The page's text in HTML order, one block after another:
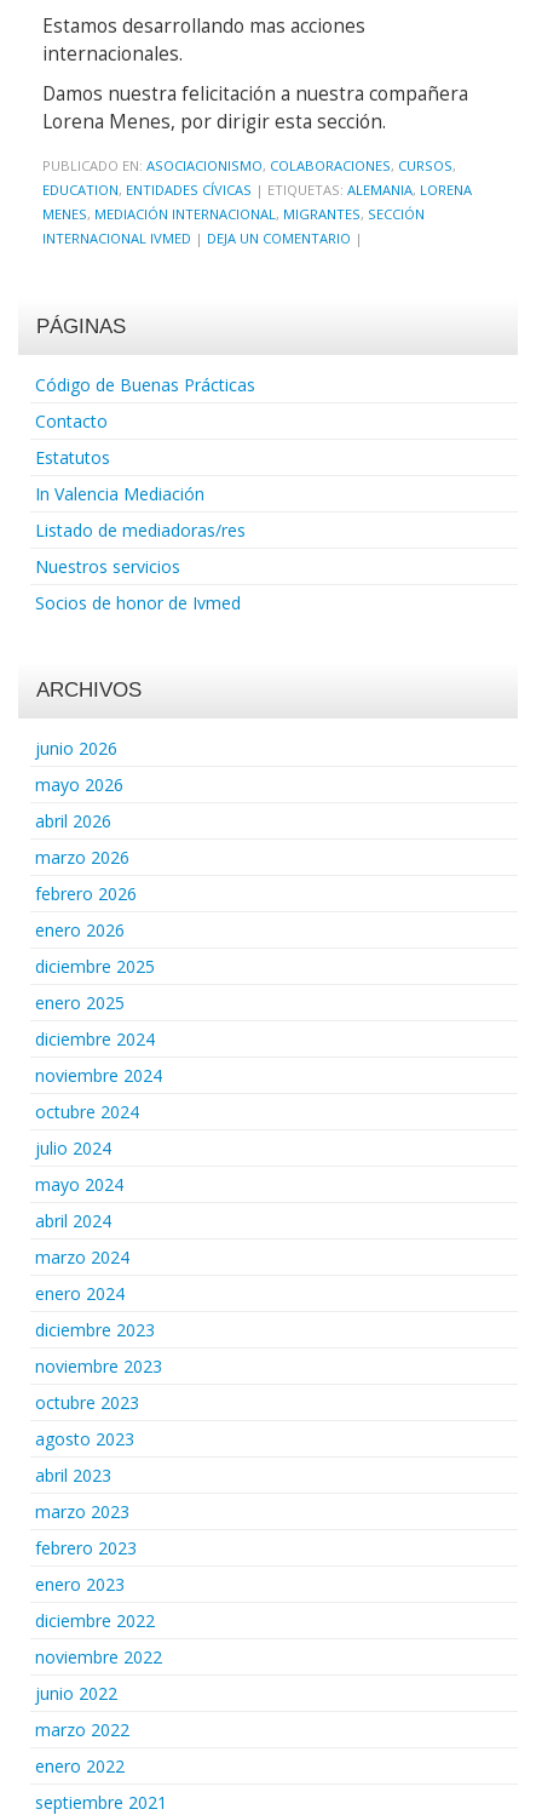
Estamos desarrollando mas acciones
internacionales.
Damos nuestra felicitación a nuestra compañera
Lorena Menes, por dirigir esta sección.
PUBLICADO EN: ASOCIACIONISMO, COLABORACIONES, CURSOS,
EDUCATION, ENTIDADES CÍVICAS | ETIQUETAS: ALEMANIA, LORENA
MENES, MEDIACIÓN INTERNACIONAL , MIGRANTES, SECCIÓN
INTERNACIONAL IVMED | DEJA UN COMENTARIO |
PÁGINAS
Código de Buenas Prácticas
Contacto
Estatutos
In Valencia Mediación
Listado de mediadoras/res
Nuestros servicios
Socios de honor de Ivmed
ARCHIVOS
junio 2026
mayo 2026
abril 2026
marzo 2026
febrero 2026
enero 2026
diciembre 2025
enero 2025
diciembre 2024
noviembre 2024
octubre 2024
julio 2024
mayo 2024
abril 2024
marzo 2024
enero 2024
diciembre 2023
noviembre 2023
octubre 2023
agosto 2023
abril 2023
marzo 2023
febrero 2023
enero 2023
diciembre 2022
noviembre 2022
junio 2022
marzo 2022
enero 2022
septiembre 2021